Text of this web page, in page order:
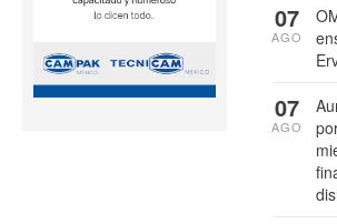
07
AGO
07
AGO